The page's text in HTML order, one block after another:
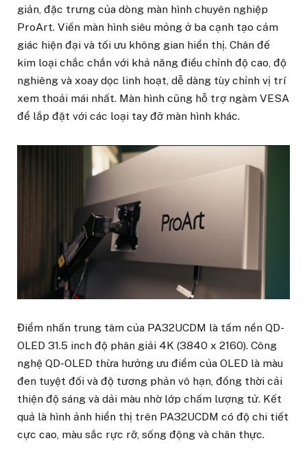
giản, đặc trưng của dòng màn hình chuyên nghiệp
ProArt. Viền màn hình siêu mỏng ở ba cạnh tạo cảm
giác hiện đại và tối ưu không gian hiển thị. Chân đế
kim loại chắc chắn với khả năng điều chỉnh độ cao, độ
nghiêng và xoay dọc linh hoạt, dễ dàng tùy chỉnh vị trí
xem thoải mái nhất. Màn hình cũng hỗ trợ ngàm VESA
để lắp đặt với các loại tay đỡ màn hình khác.
Điểm nhấn trung tâm của PA32UCDM là tấm nền QD-
OLED 31.5 inch độ phân giải 4K (3840 x 2160). Công
nghệ QD-OLED thừa hưởng ưu điểm của OLED là màu
đen tuyệt đối và độ tương phản vô hạn, đồng thời cải
thiện độ sáng và dải màu nhờ lớp chấm lượng tử. Kết
quả là hình ảnh hiển thị trên PA32UCDM có độ chi tiết
cực cao, màu sắc rực rỡ, sống động và chân thực.